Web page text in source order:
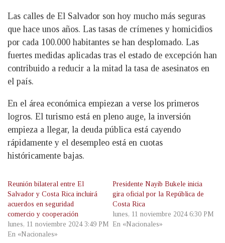
Las calles de El Salvador son hoy mucho más seguras
que hace unos años. Las tasas de crímenes y homicidios
por cada 100.000 habitantes se han desplomado. Las
fuertes medidas aplicadas tras el estado de excepción han
contribuido a reducir a la mitad la tasa de asesinatos en
el país.
En el área económica empiezan a verse los primeros
logros. El turismo está en pleno auge, la inversión
empieza a llegar, la deuda pública está cayendo
rápidamente y el desempleo está en cuotas
históricamente bajas.
Reunión bilateral entre El
Salvador y Costa Rica incluirá
acuerdos en seguridad
comercio y cooperación
lunes, 11 noviembre 2024 3:49 PM
En «Nacionales»
Presidente Nayib Bukele inicia
gira oficial por la República de
Costa Rica
lunes, 11 noviembre 2024 6:30 PM
En «Nacionales»